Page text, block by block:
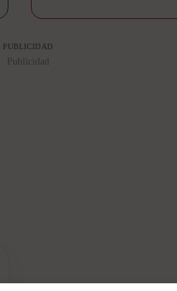
PUBLICIDAD
Publicidad